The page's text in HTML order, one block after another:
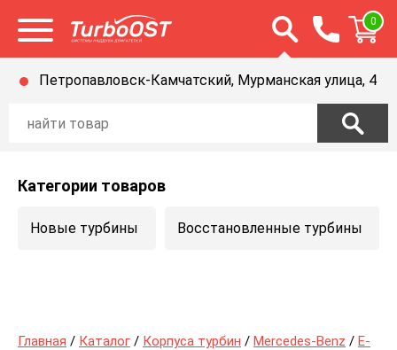
Открыть меню Открыть строку
0
Петропавловск-Камчатский, Мурманская улица, 4
Категории товаров
Новые турбины Восстановленные турбины
Главная / Каталог / Корпуса турбин / Mercedes-Benz / E-